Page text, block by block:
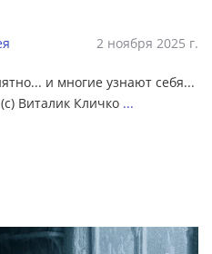
2 ноября 2025 г.
и многие узнают себя...
Виталик Кличко ...